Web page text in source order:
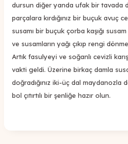
dursun diğer yanda ufak bir tavada
parçalara kırdığınız bir buçuk avuç
susamı bir buçuk çorba kaşığı
ve susamların yağı çıkıp rengi
Artık fasulyeyi ve soğanlı cevizli
vakti geldi. Üzerine birkaç damla
doğradığınız iki-üç dal maydanozla
bol çıtırtılı bir şenliğe hazır olun.